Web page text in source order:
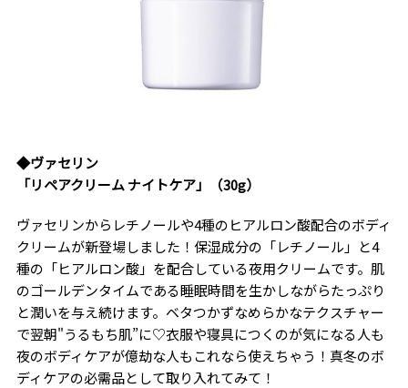
◆ヴァセリン
「リペアクリーム ナイトケア」（30g）
ヴァセリンからレチノールや4種のヒアルロン酸配合のボディ
クリームが新登場しました！保湿成分の「レチノール」と4
種の「ヒアルロン酸」を配合している夜用クリームです。肌
のゴールデンタイムである睡眠時間を生かしながらたっぷり
と潤いを与え続けます。ベタつかずなめらかなテクスチャー
で翌朝"うるもち肌”に♡衣服や寝具につくのが気になる人も
夜のボディケアが億劫な人もこれなら使えちゃう！真冬のボ
ディケアの必需品として取り入れてみて！